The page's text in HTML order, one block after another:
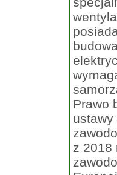
Prawo
z 2018